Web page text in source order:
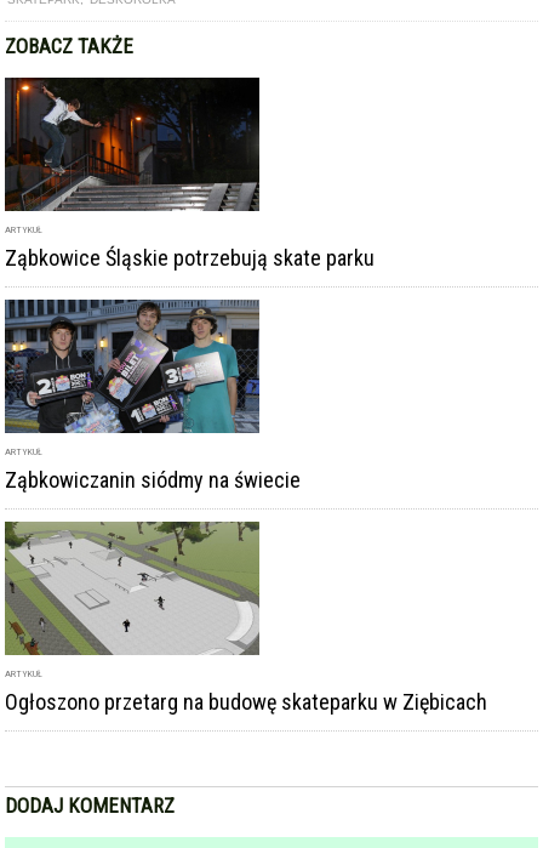
ZOBACZ TAKŻE
ARTYKUŁ
Ząbkowice Śląskie potrzebują skate parku
ARTYKUŁ
Ząbkowiczanin siódmy na świecie
ARTYKUŁ
Ogłoszono przetarg na budowę skateparku w Ziębicach
DODAJ KOMENTARZ